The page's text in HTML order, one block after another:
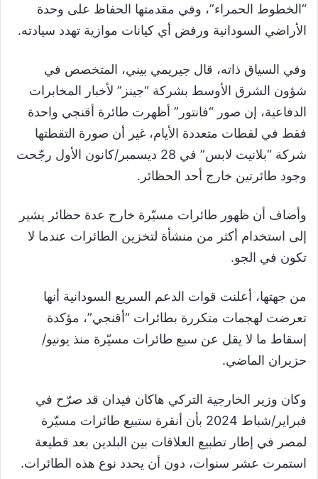
“الخطوط الحمراء”، وفي مقدمتها الحفاظ على وحدة
الأراضي السودانية ورفض أي كيانات موازية تهدد سيادته.
وفي السياق ذاته، قال جيريمي بيني، المتخصص في
شؤون الشرق الأوسط بشركة “جينز” لأخبار المخابرات
الدفاعية، إن صور “فانتور” أظهرت طائرة أقنجي واحدة
فقط في لقطات متعددة الأيام، غير أن صورة التقطتها
شركة “بلانيت لابس” في 28 ديسمبر/كانون الأول رجّحت
وجود طائرتين خارج أحد الحظائر.
وأضاف أن ظهور طائرات مسيّرة خارج عدة حظائر يشير
إلى استخدام أكثر من منشأة لتخزين الطائرات عندما لا
تكون في الجو.
من جهتها، أعلنت قوات الدعم السريع السودانية أنها
تعرضت لهجمات متكررة بطائرات “أقنجي”، مؤكدة
إسقاط ما لا يقل عن سبع طائرات مسيّرة منذ يونيو/
حزيران الماضي.
وكان وزير الخارجية التركي هاكان فيدان قد صرّح في
فبراير/شباط 2024 بأن أنقرة ستبيع طائرات مسيّرة
لمصر في إطار تطبيع العلاقات بين البلدين بعد قطيعة
استمرت عشر سنوات، دون أن يحدد نوع هذه الطائرات.